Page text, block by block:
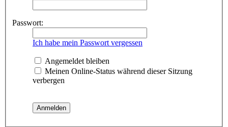
Passwort:
Ich habe mein Passwort vergessen
Angemeldet bleiben
Meinen Online-Status während dieser Sitzung
verbergen